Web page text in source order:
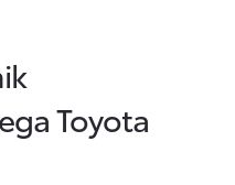
Toyota